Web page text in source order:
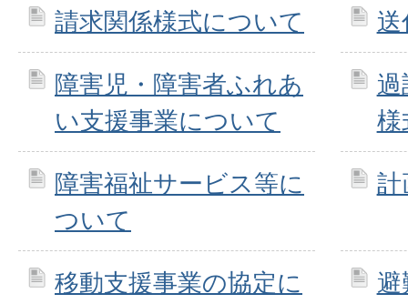
請求関係様式について 送
障害児・障害者ふれあ
い支援事業について
様
障害福祉サービス等に
ついて
計
移動支援事業の協定に
避